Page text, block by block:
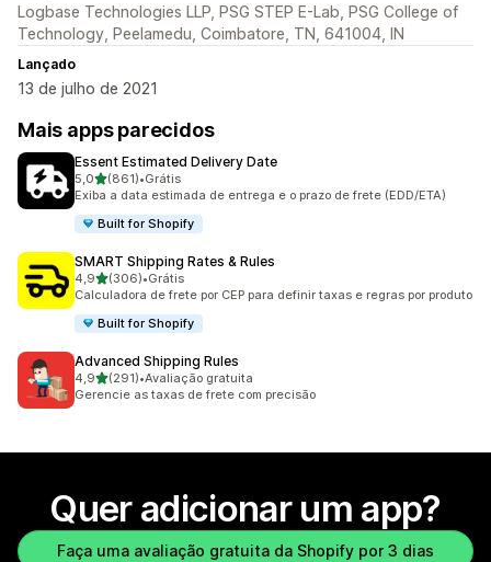
Logbase Technologies LLP, PSG STEP E-Lab, PSG College of
Technology, Peelamedu, Coimbatore, TN, 641004, IN
Lançado
13 de julho de 2021
Mais apps parecidos
Essent Estimated Delivery Date
5,0de 5 estrelas
(861)
861 avaliações ao todo
•Grátis
Exiba a data estimada de entrega e o prazo de frete (EDD/ETA)
Built for Shopify
SMART Shipping Rates & Rules
4,9de 5 estrelas
(306)
306 avaliações ao todo
•Grátis
Calculadora de frete por CEP para definir taxas e regras por produto
Built for Shopify
Advanced Shipping Rules
4,9de 5 estrelas
(291)
291 avaliações ao todo
•Avaliação gratuita
Gerencie as taxas de frete com precisão
Quer adicionar um app?
Faça uma avaliação gratuita da Shopify por 3 dias